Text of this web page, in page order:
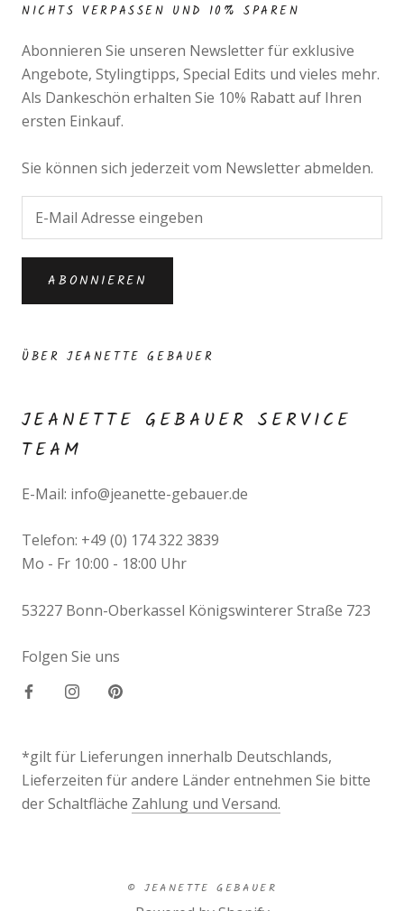
NICHTS VERPASSEN UND 10% SPAREN
Abonnieren Sie unseren Newsletter für exklusive
Angebote, Stylingtipps, Special Edits und vieles mehr.
Als Dankeschön erhalten Sie 10% Rabatt auf Ihren
ersten Einkauf.
Sie können sich jederzeit vom Newsletter abmelden.
ABONNIEREN
ÜBER JEANETTE GEBAUER
JEANETTE GEBAUER SERVICE
TEAM
E-Mail: info@jeanette-gebauer.de
Telefon: +49 (0) 174 322 3839
Mo - Fr 10:00 - 18:00 Uhr
53227 Bonn-Oberkassel Königswinterer Straße 723
Folgen Sie uns
*gilt für Lieferungen innerhalb Deutschlands,
Lieferzeiten für andere Länder entnehmen Sie bitte
der Schaltfläche Zahlung und Versand.
© JEANETTE GEBAUER